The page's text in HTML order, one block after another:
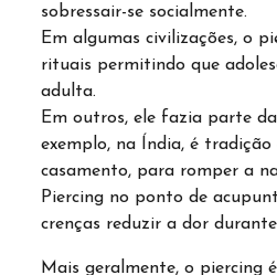
sobressair-se socialmente.
Em algumas civilizações, o
rituais permitindo que
adulta.
Em outros, ele fazia parte
exemplo, na Índia, é
casamento, para romper a
Piercing no ponto de
crenças reduzir a dor
Mais geralmente, o piercing